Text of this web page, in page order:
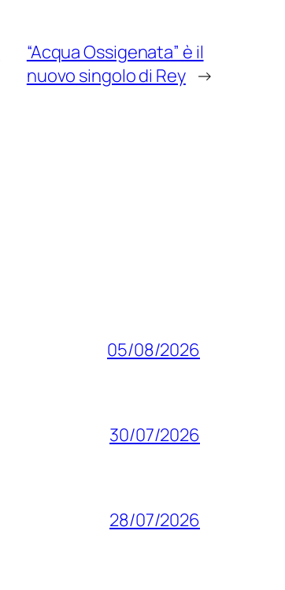
“Acqua Ossigenata” è il
nuovo singolo di Rey →
05/08/2026
30/07/2026
28/07/2026